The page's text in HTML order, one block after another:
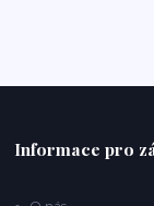
Informace pro